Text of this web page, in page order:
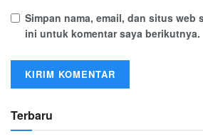
Simpan nama, email, dan situs web
ini untuk komentar saya berikutnya.
Terbaru